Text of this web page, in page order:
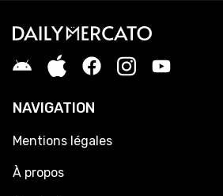
NAVIGATION
Mentions légales
À propos